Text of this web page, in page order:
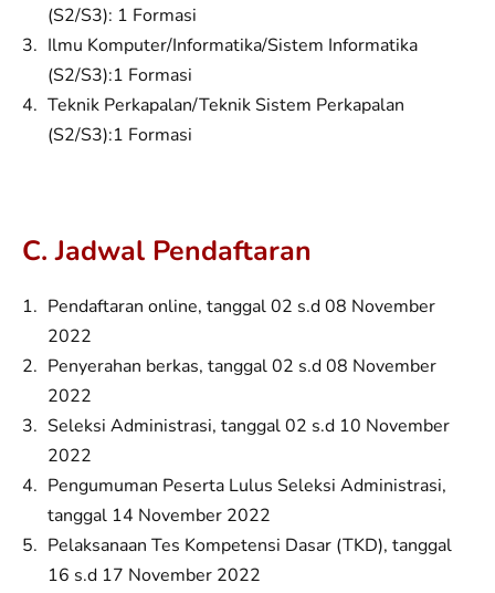
(S2/S3): 1 Formasi
Ilmu Komputer/Informatika/Sistem Informatika
(S2/S3):1 Formasi
Teknik Perkapalan/Teknik Sistem Perkapalan
(S2/S3):1 Formasi
C. Jadwal Pendaftaran
Pendaftaran online, tanggal 02 s.d 08 November
2022
Penyerahan berkas, tanggal 02 s.d 08 November
2022
Seleksi Administrasi, tanggal 02 s.d 10 November
2022
Pengumuman Peserta Lulus Seleksi Administrasi,
tanggal 14 November 2022
Pelaksanaan Tes Kompetensi Dasar (TKD), tanggal
16 s.d 17 November 2022